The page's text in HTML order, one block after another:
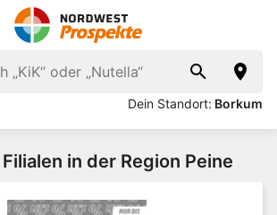
Dein Standort: Borkum
Filialen in der Region Peine